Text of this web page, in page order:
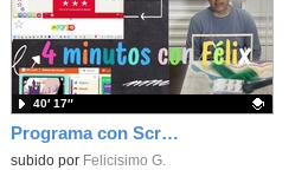
Programa con Scratch, 8 diferentes juegos para vivir la emoción de los partidos de España en el mundial 2026
Contenido educativo.
subido por Felicisimo G.
40′ 17″